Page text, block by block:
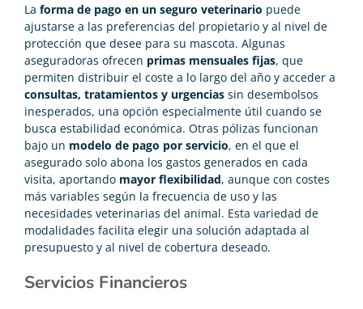
La forma de pago en un seguro veterinario puede
ajustarse a las preferencias del propietario y al nivel de
protección que desee para su mascota. Algunas
aseguradoras ofrecen primas mensuales fijas, que
permiten distribuir el coste a lo largo del año y acceder a
consultas, tratamientos y urgencias sin desembolsos
inesperados, una opción especialmente útil cuando se
busca estabilidad económica. Otras pólizas funcionan
bajo un modelo de pago por servicio, en el que el
asegurado solo abona los gastos generados en cada
visita, aportando mayor flexibilidad, aunque con costes
más variables según la frecuencia de uso y las
necesidades veterinarias del animal. Esta variedad de
modalidades facilita elegir una solución adaptada al
presupuesto y al nivel de cobertura deseado.
Servicios Financieros